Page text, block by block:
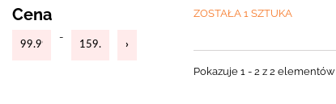
Cena
-
ZOSTAŁA 1 SZTUKA
Pokazuje 1 - 2 z 2 elementów